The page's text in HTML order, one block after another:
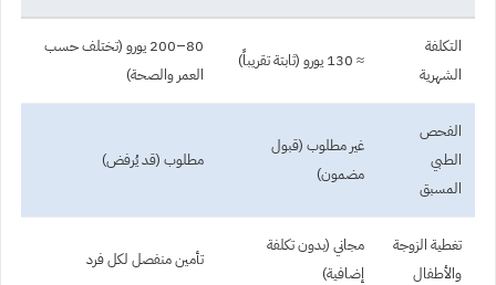
التكلفة
الشهرية
≈ 130 يورو (ثابتة تقريباً)
80–200 يورو (تختلف حسب
العمر والصحة)
الفحص
الطبي
المسبق
غير مطلوب (قبول
مضمون)
مطلوب (قد يُرفض)
تغطية الزوجة
والأطفال
مجاني (بدون تكلفة
إضافية)
تأمين منفصل لكل فرد